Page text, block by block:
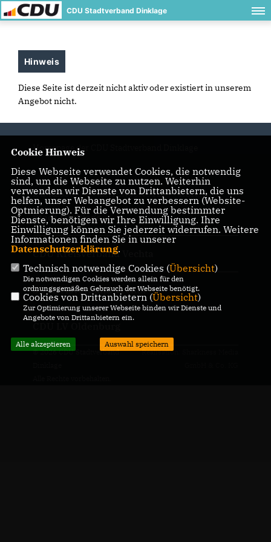
CDU Stadtverband Dinklage
Hinweis
Diese Seite ist derzeit nicht aktiv oder existiert in unserem
Angebot nicht.
Homepage der CDU Stadtverband Dinklage
IMPRESSUM DATENSCHUTZ KONTAKT
Stadt Dinklage
CDU Kreisverband Vechta
SU Kreisverband Vechta
© 2026 CDU Stadtverband
Realisation: Sharkness Media
Cookie Hinweis
Diese Webseite verwendet Cookies, die notwendig
sind, um die Webseite zu nutzen. Weiterhin
verwenden wir Dienste von Drittanbietern, die uns
helfen, unser Webangebot zu verbessern (Website-
Optmierung). Für die Verwendung bestimmter
Dienste, benötigen wir Ihre Einwilligung. Ihre
Einwilligung können Sie jederzeit widerrufen. Weitere
Informationen finden Sie in unserer
Datenschutzerklärung.
Technisch notwendige Cookies (Übersicht)
Die notwendigen Cookies werden allein für den
ordnungsgemäßen Gebrauch der Webseite benötigt.
Cookies von Drittanbietern (Übersicht)
Zur Optimierung unserer Webseite binden wir Dienste und
Angebote von Drittanbietern ein.
Alle akzeptieren Auswahl speichern